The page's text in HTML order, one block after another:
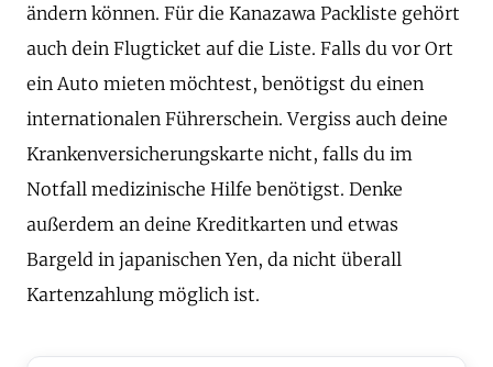
ändern können. Für die Kanazawa Packliste gehört
auch dein Flugticket auf die Liste. Falls du vor Ort
ein Auto mieten möchtest, benötigst du einen
internationalen Führerschein. Vergiss auch deine
Krankenversicherungskarte nicht, falls du im
Notfall medizinische Hilfe benötigst. Denke
außerdem an deine Kreditkarten und etwas
Bargeld in japanischen Yen, da nicht überall
Kartenzahlung möglich ist.